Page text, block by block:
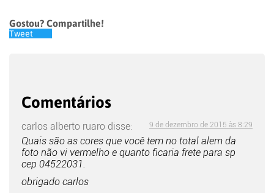
Gostou? Compartilhe!
Tweet
Comentários
carlos alberto ruaro disse: 9 de dezembro de 2015 às 8:29
Quais são as cores que você tem no total alem da
foto não vi vermelho e quanto ficaria frete para sp
cep 04522031.
obrigado carlos